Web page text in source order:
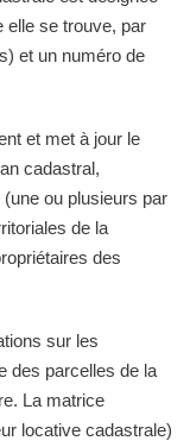
elle se trouve, par
et un numéro de
et met à jour le
cadastral,
ou plusieurs par
de la
des
sur les
des parcelles de la
La matrice
locative cadastrale)